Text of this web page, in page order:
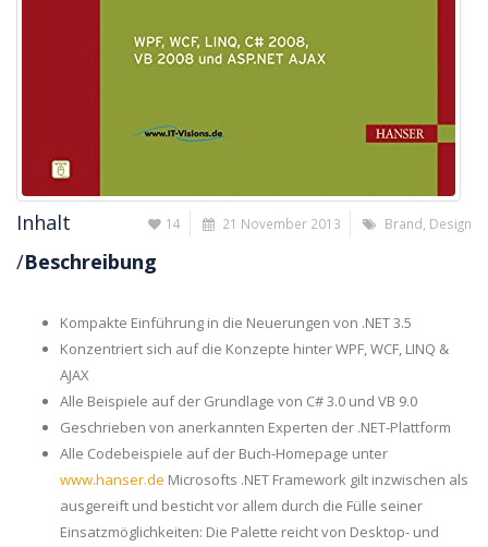
14 21 November 2013 Brand Design
Inhalt
/Beschreibung
Kompakte Einführung in die Neuerungen von .NET 3.5
Konzentriert sich auf die Konzepte hinter WPF, WCF, LINQ &
AJAX
Alle Beispiele auf der Grundlage von C# 3.0 und VB 9.0
Geschrieben von anerkannten Experten der .NET-Plattform
Alle Codebeispiele auf der Buch-Homepage unter
www.hanser.de Microsofts .NET Framework gilt inzwischen als
ausgereift und besticht vor allem durch die Fülle seiner
Einsatzmöglichkeiten: Die Palette reicht von Desktop- und